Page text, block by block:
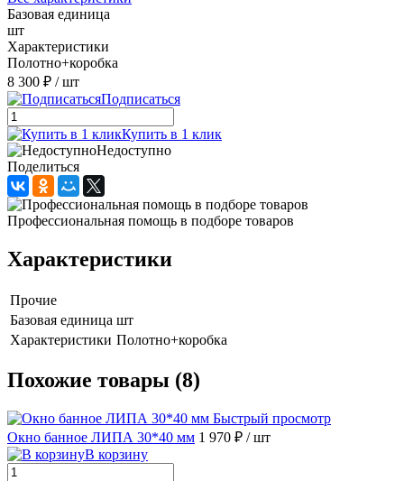
Базовая единица
шт
Характеристики
Полотно+коробка
8 300 ₽ / шт
Подписаться
Купить в 1 клик
Недоступно
Поделиться
Профессиональная помощь в подборе товаров
Характеристики
Прочие
Базовая единица шт
Характеристики Полотно+коробка
Похожие товары (8)
Быстрый просмотр
Окно банное ЛИПА 30*40 мм 1 970 ₽ / шт
В корзину